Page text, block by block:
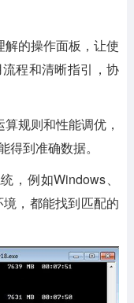
的操作面板，让使
程和清晰指引，协
规则和性能调优，
到准确数据。
，例如Windows、
，都能找到匹配的